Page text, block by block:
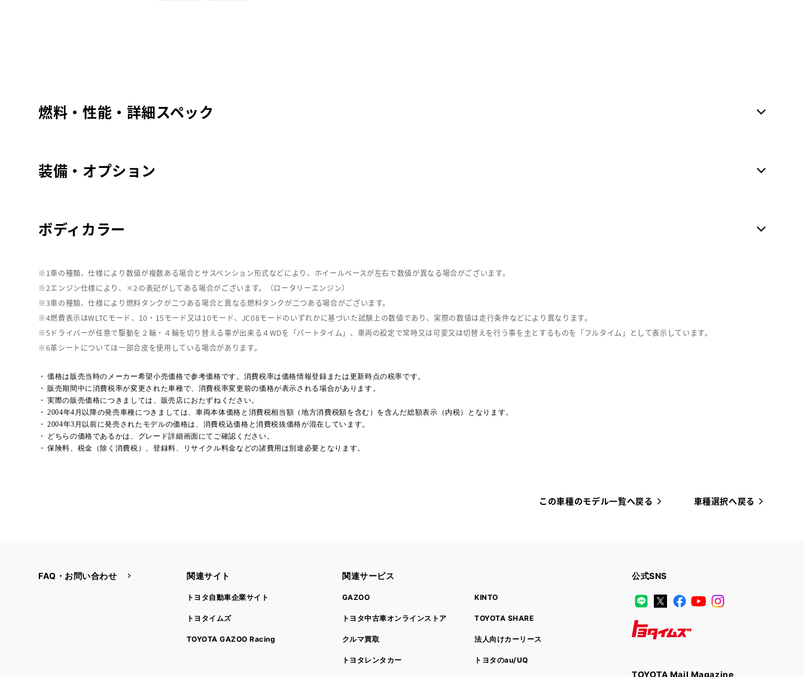
燃料・性能・詳細スペック
装備・オプション
ボディカラー
車の種類、仕様により数値が複数ある場合とサスペンション形式などにより、ホイールベースが左右で数値が異なる場合がございます。
エンジン仕様により、×2の表記がしてある場合がございます。（ロータリーエンジン）
車の種類、仕様により燃料タンクが二つある場合と異なる燃料タンクが二つある場合がございます。
燃費表示はWLTCモード、10・15モード又は10モード、JC08モードのいずれかに基づいた試験上の数値であり、実際の数値は走行条件などにより異なります。
ドライバーが任意で駆動を２輪・４輪を切り替える事が出来る４WDを「パートタイム」、車両の設定で常時又は可変又は切替えを行う事を主とするものを「フルタイム」として表示しています。
革シートについては一部合皮を使用している場合があります。
価格は販売当時のメーカー希望小売価格で参考価格です。消費税率は価格情報登録または更新時点の税率です。
販売期間中に消費税率が変更された車種で、消費税率変更前の価格が表示される場合があります。
実際の販売価格につきましては、販売店におたずねください。
2004年4月以降の発売車種につきましては、車両本体価格と消費税相当額（地方消費税額を含む）を含んだ総額表示（内税）となります。
2004年3月以前に発売されたモデルの価格は、消費税込価格と消費税抜価格が混在しています。
どちらの価格であるかは、グレード詳細画面にてご確認ください。
保険料、税金（除く消費税）、登録料、リサイクル料金などの諸費用は別途必要となります。
この車種のモデル一覧へ戻る 車種選択へ戻る
FAQ・お問い合わせ 関連サイト
トヨタ自動車企業サイト
トヨタイムズ
TOYOTA GAZOO Racing
関連サービス
GAZOO
トヨタ中古車オンラインストア
クルマ買取
トヨタレンタカー
KINTO
TOYOTA SHARE
法人向けカーリース
トヨタのau/UQ
公式SNS
LINEX Facebook
YouTube
TOYOTA Mail Magazine